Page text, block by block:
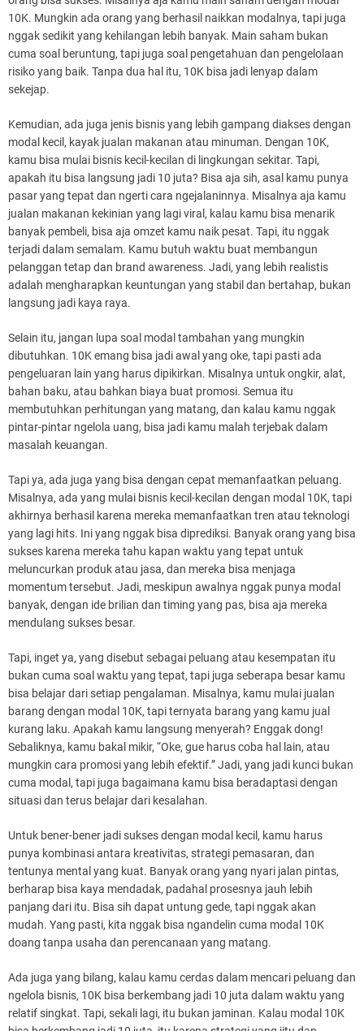
10K. Mungkin ada orang yang berhasil naikkan modalnya, tapi juga
nggak sedikit yang kehilangan lebih banyak. Main saham bukan
cuma soal beruntung, tapi juga soal pengetahuan dan pengelolaan
risiko yang baik. Tanpa dua hal itu, 10K bisa jadi lenyap dalam
sekejap.
Kemudian, ada juga jenis bisnis yang lebih gampang diakses dengan
modal kecil, kayak jualan makanan atau minuman. Dengan 10K,
kamu bisa mulai bisnis kecil-kecilan di lingkungan sekitar. Tapi,
apakah itu bisa langsung jadi 10 juta? Bisa aja sih, asal kamu punya
pasar yang tepat dan ngerti cara ngejalaninnya. Misalnya aja kamu
jualan makanan kekinian yang lagi viral, kalau kamu bisa menarik
banyak pembeli, bisa aja omzet kamu naik pesat. Tapi, itu nggak
terjadi dalam semalam. Kamu butuh waktu buat membangun
pelanggan tetap dan brand awareness. Jadi, yang lebih realistis
adalah mengharapkan keuntungan yang stabil dan bertahap, bukan
langsung jadi kaya raya.
Selain itu, jangan lupa soal modal tambahan yang mungkin
dibutuhkan. 10K emang bisa jadi awal yang oke, tapi pasti ada
pengeluaran lain yang harus dipikirkan. Misalnya untuk ongkir, alat,
bahan baku, atau bahkan biaya buat promosi. Semua itu
membutuhkan perhitungan yang matang, dan kalau kamu nggak
pintar-pintar ngelola uang, bisa jadi kamu malah terjebak dalam
masalah keuangan.
Tapi ya, ada juga yang bisa dengan cepat memanfaatkan peluang.
Misalnya, ada yang mulai bisnis kecil-kecilan dengan modal 10K, tapi
akhirnya berhasil karena mereka memanfaatkan tren atau teknologi
yang lagi hits. Ini yang nggak bisa diprediksi. Banyak orang yang bisa
sukses karena mereka tahu kapan waktu yang tepat untuk
meluncurkan produk atau jasa, dan mereka bisa menjaga
momentum tersebut. Jadi, meskipun awalnya nggak punya modal
banyak, dengan ide brilian dan timing yang pas, bisa aja mereka
mendulang sukses besar.
Tapi, inget ya, yang disebut sebagai peluang atau kesempatan itu
bukan cuma soal waktu yang tepat, tapi juga seberapa besar kamu
bisa belajar dari setiap pengalaman. Misalnya, kamu mulai jualan
barang dengan modal 10K, tapi ternyata barang yang kamu jual
kurang laku. Apakah kamu langsung menyerah? Enggak dong!
Sebaliknya, kamu bakal mikir, “Oke, gue harus coba hal lain, atau
mungkin cara promosi yang lebih efektif.” Jadi, yang jadi kunci bukan
cuma modal, tapi juga bagaimana kamu bisa beradaptasi dengan
situasi dan terus belajar dari kesalahan.
Untuk bener-bener jadi sukses dengan modal kecil, kamu harus
punya kombinasi antara kreativitas, strategi pemasaran, dan
tentunya mental yang kuat. Banyak orang yang nyari jalan pintas,
berharap bisa kaya mendadak, padahal prosesnya jauh lebih
panjang dari itu. Bisa sih dapat untung gede, tapi nggak akan
mudah. Yang pasti, kita nggak bisa ngandelin cuma modal 10K
doang tanpa usaha dan perencanaan yang matang.
Ada juga yang bilang, kalau kamu cerdas dalam mencari peluang dan
ngelola bisnis, 10K bisa berkembang jadi 10 juta dalam waktu yang
relatif singkat. Tapi, sekali lagi, itu bukan jaminan. Kalau modal 10K